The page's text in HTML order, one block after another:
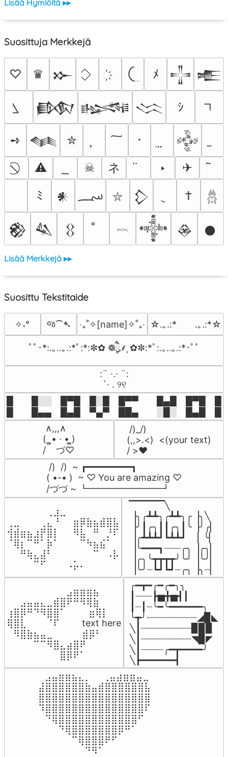
Lisää Hymiöitä ▸▸
Suosittuja Merkkejä
♡ ♛ 𒁍 ﾒ 𒋲 𒍫
𒁃 𒈙 𒈱 ｼ
➺ 𒈝 ✮ ･
𒅒
⚠
☠ ネ ‣
✈
ﾐ
𒀭 ؄ ⛥ 𒁷 † 𓆣
𒆙 𒈑 𒌐 𓎖 𒀱 𒊲 𒊹
Lisää Merkkejä ▸▸
Suosittu Tekstitaide
✧˖° જ⁀➴ ‎‧₊˚✧[name]✧˚₊‧ ☆.｡.:*　　.｡.:*☆
ﾟﾟ･*:.｡..｡.:*ﾟ:*:✼✿ ❁ཻུ۪۪⸙͎ ✿✼:*ﾟ:.｡..｡.:*･ﾟﾟ
⠀:¨ ·.· ¨:⠀
⠀ `· . ୨୧⠀
█  █░░ █▀█ █░█ █▀▀  █▄█ █▀█
█  █▄▄ █▄█ ▀▄▀ ██▄  ░█░ █▄█
∧,,,∧
(  ̳• · • ̳)
/    づ♡
/)_/)
(,,>.<)  <(your text)
/ >❤️
/)  /)  ~ ┏━━━━━━━━┓
( •-• )  ~ ♡ You are amazing ♡
/づづ ~ ┗━━━━━━━━┛
⠀⠀⠀⠀⠀⠀⢀⣰⣀⠀⠀⠀⠀⠀⠀⠀⠀
⢀⣀⠀⠀⠀⢀⣄⠘⠀⠀⣶⡿⣷⣦⣾⣿⣧
⢺⣾⣶⣦⣰⡟⣿⡇⠀⠀⠻⣧⠀⠛⠀⡘⠏
⠈⢿⡆⠉⠛⠁⡷⠁⠀⠀⠀⠉⠳⣦⣮⠁⠀
⠀⠀⠛⢷⣄⣼⠃⠀⠀⠀⠀⠀⠀⠉⠀⠠⡧
⠀⠀⠀⠀⠉⠋⠀⠀⠀⠠⡥⠄⠀⠀⠀⠀⠀
▔▔▔▔▔╲
▕╮╭┻┻╮╭┻┻╮╭▕╮╲
▕╯┃╭╮┃┃╭╮┃╰▕╯╭▏
▕╭┻┻┻┛┗┻┻┛  ▕  ╰▏
▕╰━━━┓┈┈┈╭╮▕╭╮▏
▕╭╮╰┳┳┳┳╯╰╯▕╰╯▏
▕╰╯┈┗┛┗┛┈╭╮▕╮┈▏
⠀⠀⠀⠀⠀⠀⠀⠀⠀⣠⣶⣶⣶⣦⠀⠀
⠀⠀⣠⣤⣤⣄⣀⣾⣿⠟⠛⠻⢿⣷⠀
⢰⣿⡿⠛⠙⠻⣿⣿⠁⠀⠀ ⠀⣶⢿⡇
⢿⣿⣇⠀⠀⠀⠈⠏⠀⠀⠀ text here
⠀⠻⣿⣷⣦⣤⣀⠀⠀⠀ ⠀⣾⡿⠃⠀
⠀⠀⠀⠀⠉⠉⠻⣿⣄⣴⣿⠟⠀⠀⠀
⠀⠀⠀⠀⠀⠀⠀⠀⣿⡿⠟⠁⠀⠀⠀
╭━┳━╭━╭━╮╮
┃┈┈┈┣▅╋▅┫┃
┃┈┃┈╰━╰━━━━━━╮
╰┳╯┈┈┈┈┈┈┈┈┈◢▉◣
╲┃┈┈┈┈┈┈┈┈┈▉▉▉
╲┃┈┈┈┈┈┈┈┈┈◥▉◤
╲┃┈┈┈┈╭━┳━━━━╯
╲┣━━━━━━┫﻿
⠀⣠⣤⣶⣶⣦⣄⡀  ⠀⢀⣤⣴⣶⣶⣤⣀⠀
⣼⣿⣿⣿⣿⣿⣿⣷⣤⣾⣿⣿⣿⣿⣿⣿⣧
⣿⣿⣿⣿⣿⣿⣿⣿⣿⣿⣿⣿⣿⣿⣿⣿⣿
⠹⣿⣿⣿⣿⣿⣿⣿⣿⣿⣿⣿⣿⣿⣿⣿⠏
⠀⠙⢿⣿⣿⣿⣿⣿⣿⣿⣿⣿⣿⣿⣿⠋⠀
⠀⠀⠀⠙⢿⣿⣿⣿⣿⣿⣿⣿⡿⠛⠁⠀⠀
⠀⠀⠀⠀⠀⠉⢿⣿⣿⣿⠟⠋⠀⠀⠀⠀⠀
⠀⠀⠀⠀⠀⠀⠀⠙⠻⠁⠀⠀⠀⠀⠀⠀⠀⠀⠀⠀⠀⠀⠀